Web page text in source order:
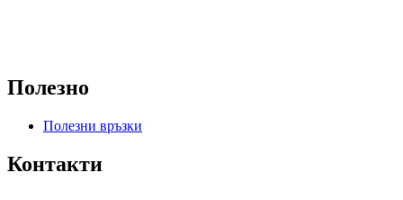
Полезно
Полезни връзки
Контакти